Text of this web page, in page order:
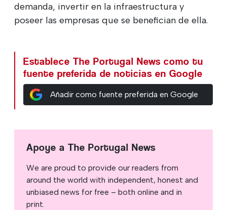
demanda, invertir en la infraestructura y
poseer las empresas que se benefician de ella.
Establece The Portugal News como tu
fuente preferida de noticias en Google
Añadir como fuente preferida en Google
Apoye a The Portugal News
We are proud to provide our readers from
around the world with independent, honest and
unbiased news for free – both online and in
print.